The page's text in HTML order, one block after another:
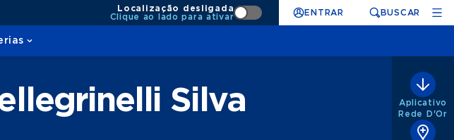
Localização desligada
Clique ao lado para ativar
ENTRAR BUSCAR
Silva
Aplicativo
Rede D'Or